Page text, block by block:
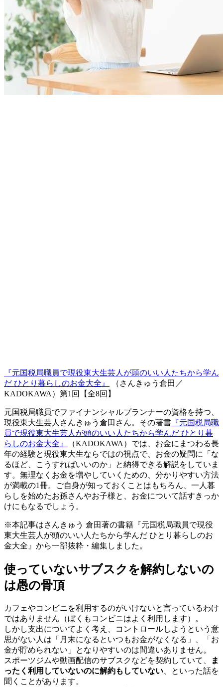
『元国税局職員で現役東大生芸人が頭のいい人たちから学ん
だ ひとり暮らしのお金大全』
（さんきゅう倉田／
KADOKAWA）第1回【全8回】
元国税局職員でファイナンシャルプランナーの資格を持つ、
現役東大生芸人さんきゅう倉田さん。その著書 『元国税局職
員で現役東大生芸人が頭のいい人たちから学んだ ひとり暮
らしのお金大全』
（KADOKAWA）では、お金にまつわる長
年の経験と現役東大生ならではの視点で、お金の疑問に「な
るほど、こうすればいいのか」と納得できる解説をしていま
す。無理なくお金を増やしていくための、分かりやすい方法
が満載の1冊。ご自身が知っておくことはもちろん、一人暮
らしを始めたお孫さんやお子様と、お金について話すきっか
けにもなるでしょう。
※本記事はさんきゅう 倉田著の書籍『元国税局職員で現役
東大生芸人が頭のいい人たちから学んだ ひとり暮らしのお
金大全』から一部抜粋・編集しました。
使っていないサブスクを解約しないの
は愚の骨頂
カフェやコンビニを利用するのがいけないと言っているわけ
ではありません（ぼくもコンビニはよく利用します）。
しかし支出についてよく考え、コントロールしようという意
思がない人は「月末になるといつもお金がなくなる」、「お
金が貯められない」となりやすいのは間違いありません。
スポーツジムや動画配信のサブスクなどを契約していて、
ま
ったく利用していないのに解約もしていない 、といった話を
聞くことがあります。